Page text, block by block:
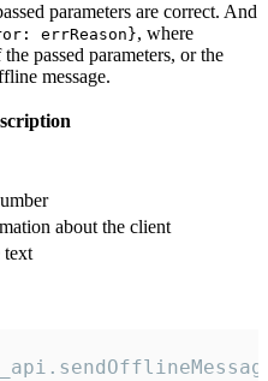
parameters are correct. And
errReason}, where
passed parameters, or the
message.
about the client
text